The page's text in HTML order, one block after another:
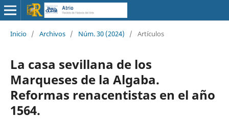
Inicio / Archivos / Núm. 30 (2024) / Artículos
La casa sevillana de los
Marqueses de la Algaba.
Reformas renacentistas en el año
1564.